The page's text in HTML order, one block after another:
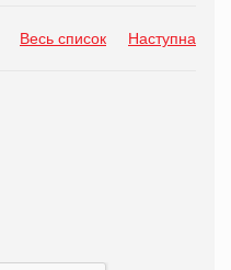
Весь список Наступна